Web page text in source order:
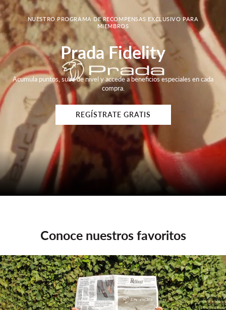
NUESTRO PROGRAMA DE RECOMPENSAS EXCLUSIVO PARA
MIEMBROS
Prada Fidelity
Acumula puntos, sube de nivel y accede a beneficios especiales en cada
compra.
REGÍSTRATE GRATIS
Conoce nuestros favoritos